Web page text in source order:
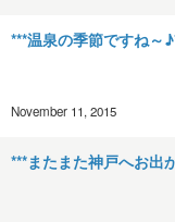
***温泉の季節ですね～
November 11, 2015
***またまた神戸へお出